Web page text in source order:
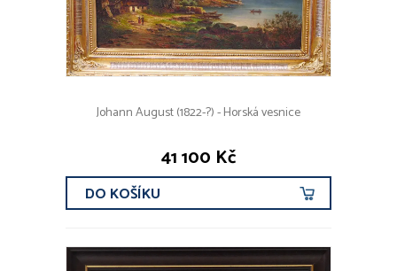
Johann August (1822-?) - Horská vesnice
41 100 Kč
DO KOŠÍKU